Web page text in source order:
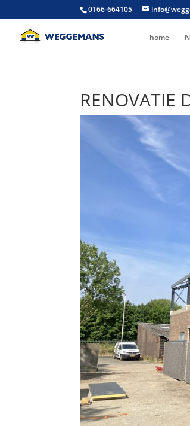
0166-664105
home
RENOVATIE